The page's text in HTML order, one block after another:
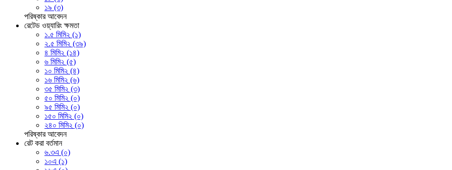
১৯ (৩)
পরিষ্কার আবেদন
রেটেড ওয়্যারিং ক্ষমতা
১.৫ মিমি২ (১)
২.৫ মিমি২ (৩৯)
৪ মিমি২ (১৪)
৬ মিমি২ (৫)
১০ মিমি২ (৪)
১৬ মিমি২ (৬)
৩৫ মিমি২ (৩)
৫০ মিমি২ (০)
৯৫ মিমি২ (০)
১৫০ মিমি২ (০)
২৪০ মিমি২ (০)
পরিষ্কার আবেদন
রেট করা বর্তমান
৬.৩এ (০)
১০এ (১)